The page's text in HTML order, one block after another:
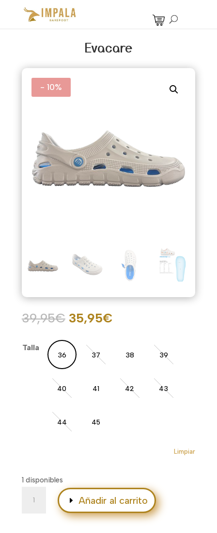
Evacare
- 10%
39,95€ El
original
era:
39,95€.
35,95€El
es:
Talla
36 37 38 39
40 41 42 43
44 45
Limpiar
1 disponibles
Añadir al carrito